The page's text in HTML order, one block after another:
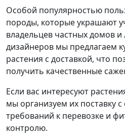
Особой популярностью
породы, которые украшают
владельцев частных домов
дизайнеров мы предлагаем
растения с доставкой, что
получить качественные
Если вас интересуют
мы организуем их поставку
требований к перевозке и
контролю.